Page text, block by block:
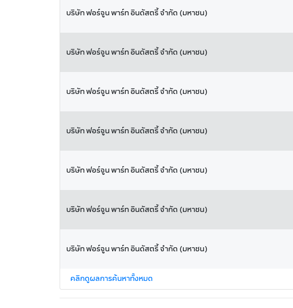
บริษัท ฟอร์จูน พาร์ท อินดัสตรี้ จำกัด (มหาชน)
บริษัท ฟอร์จูน พาร์ท อินดัสตรี้ จำกัด (มหาชน)
บริษัท ฟอร์จูน พาร์ท อินดัสตรี้ จำกัด (มหาชน)
บริษัท ฟอร์จูน พาร์ท อินดัสตรี้ จำกัด (มหาชน)
บริษัท ฟอร์จูน พาร์ท อินดัสตรี้ จำกัด (มหาชน)
บริษัท ฟอร์จูน พาร์ท อินดัสตรี้ จำกัด (มหาชน)
บริษัท ฟอร์จูน พาร์ท อินดัสตรี้ จำกัด (มหาชน)
คลิกดูผลการค้นหาทั้งหมด